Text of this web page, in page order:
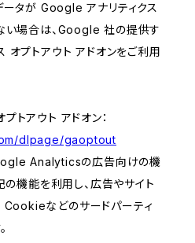
ータが Google アナリティクス
い場合は、Google 社の提供す
プトアウト アドオンをご利用
トアウト アドオン：
dlpage/gaoptout
Analyticsの広告向けの機
の機能を利用し、広告やサイト
などのサードパーティ